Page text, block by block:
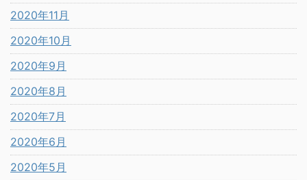
2020年11月
2020年10月
2020年9月
2020年8月
2020年7月
2020年6月
2020年5月